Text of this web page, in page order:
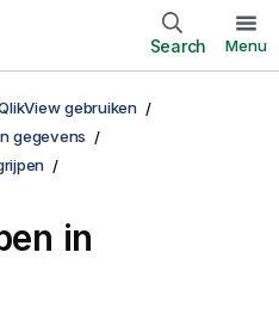
Search Menu
gebruiken
gegevens
in